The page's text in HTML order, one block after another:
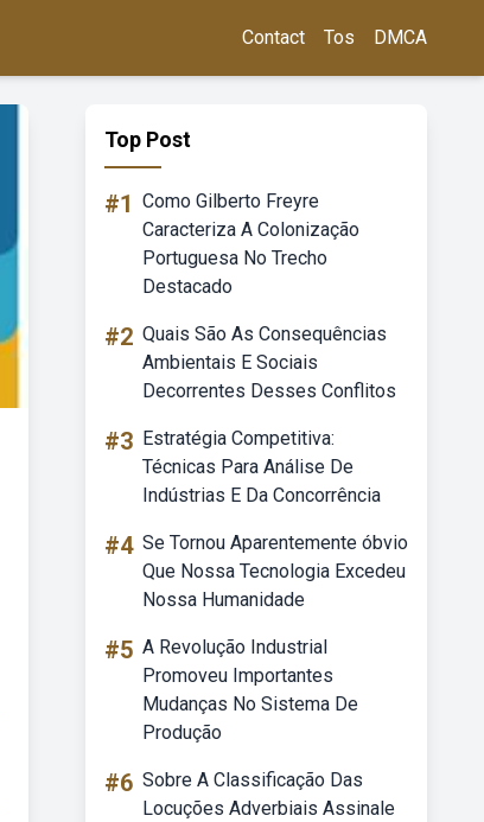
Contact Tos DMCA
Top Post
#1 Como Gilberto Freyre
Caracteriza A Colonização
Portuguesa No Trecho
Destacado
#2 Quais São As Consequências
Ambientais E Sociais
Decorrentes Desses Conflitos
#3 Estratégia Competitiva:
Técnicas Para Análise De
Indústrias E Da Concorrência
#4 Se Tornou Aparentemente óbvio
Que Nossa Tecnologia Excedeu
Nossa Humanidade
#5 A Revolução Industrial
Promoveu Importantes
Mudanças No Sistema De
Produção
#6 Sobre A Classificação Das
Locuções Adverbiais Assinale